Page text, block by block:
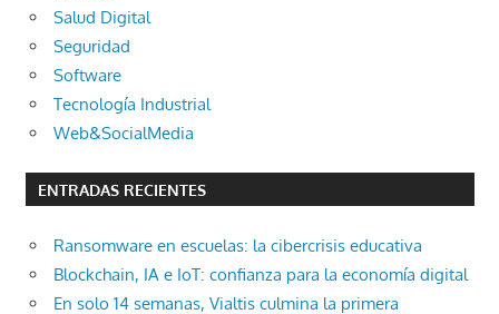
Salud Digital
Seguridad
Software
Tecnología Industrial
Web&SocialMedia
ENTRADAS RECIENTES
Ransomware en escuelas: la cibercrisis educativa
Blockchain, IA e IoT: confianza para la economía digital
En solo 14 semanas, Vialtis culmina la primera